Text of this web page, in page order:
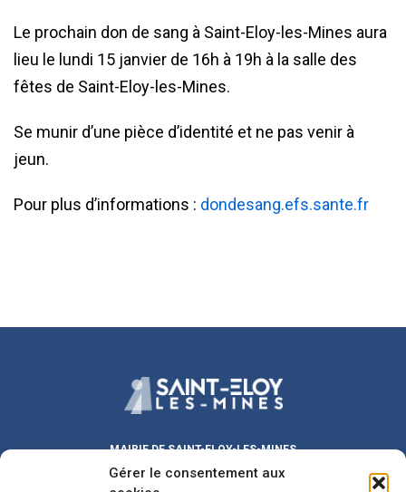
Gérer le consentement aux
Le prochain don de sang à Saint-Eloy-les-Mines aura
lieu le lundi 15 janvier de 16h à 19h à la salle des
fêtes de Saint-Eloy-les-Mines.
Se munir d’une pièce d’identité et ne pas venir à
jeun.
Pour plus d’informations : dondesang.efs.sante.fr
MAIRIE DE SAINT-ELOY-LES-MINES
Place Michel DUVAL